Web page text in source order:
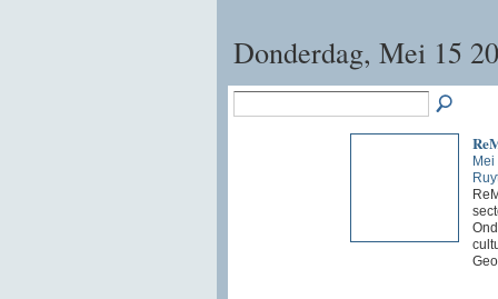
Donderdag, Mei 15
Mei